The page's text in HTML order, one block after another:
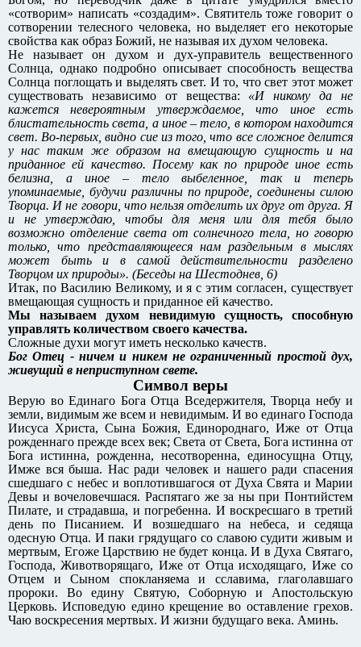
«сотворим» написать «создадим». Святитель тоже говорит о
сотворении телесного человека, но выделяет его некоторые
свойства как образ Божий, не называя их духом человека.
Не называет он духом и дух-управитель вещественного
Солнца, однако подробно описывает способность вещества
Солнца поглощать и выделять свет. И то, что свет этот может
существовать независимо от вещества: «И никому да не
кажется невероятным утверждаемое, что иное есть
блистательность света, а иное – тело, в котором находится
свет. Во-первых, видно сие из того, что все сложное делится
у нас таким же образом на вмещающую сущность и на
приданное ей качество. Посему как по природе иное есть
белизна, а иное – тело выбеленное, так и теперь
упоминаемые, будучи различны по природе, соединены силою
Творца. И не говори, что нельзя отделить их друг от друга. Я
и не утверждаю, чтобы для меня или для тебя было
возможно отделение света от солнечного тела, но говорю
только, что представляющееся нам раздельным в мыслях
может быть и в самой действительности разделено
Творцом их природы». (Беседы на Шестоднев, 6)
Итак, по Василию Великому, и я с этим согласен, существует
вмещающая сущность и приданное ей качество.
Мы называем духом невидимую сущность, способную
управлять количеством своего качества.
Сложные духи могут иметь несколько качеств.
Бог Отец - ничем и никем не ограниченный простой дух,
живущий в неприступном свете.
Символ веры
Верую во Единаго Бога Отца Вседержителя, Творца небу и
земли, видимым же всем и невидимым. И во единаго Господа
Иисуса Христа, Сына Божия, Единороднаго, Иже от Отца
рожденнаго прежде всех век; Света от Света, Бога истинна от
Бога истинна, рожденна, несотворенна, единосущна Отцу,
Имже вся быша. Нас ради человек и нашего ради спасения
сшедшаго с небес и воплотившагося от Духа Свята и Марии
Девы и вочеловечшася. Распятаго же за ны при Понтийстем
Пилате, и страдавша, и погребенна. И воскресшаго в третий
день по Писанием. И возшедшаго на небеса, и седяща
одесную Отца. И паки грядущаго со славою судити живым и
мертвым, Егоже Царствию не будет конца. И в Духа Святаго,
Господа, Животворящаго, Иже от Отца исходящаго, Иже со
Отцем и Сыном спокланяема и сславима, глаголавшаго
пророки. Во едину Святую, Соборную и Апостольскую
Церковь. Исповедую едино крещение во оставление грехов.
Чаю воскресения мертвых. И жизни будущаго века. Аминь.